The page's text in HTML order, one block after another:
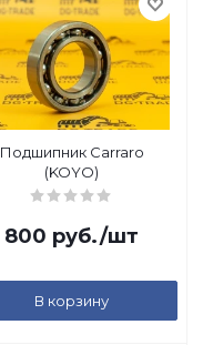
Подшипник Carraro
(KOYO)
800 руб./шт
В корзину